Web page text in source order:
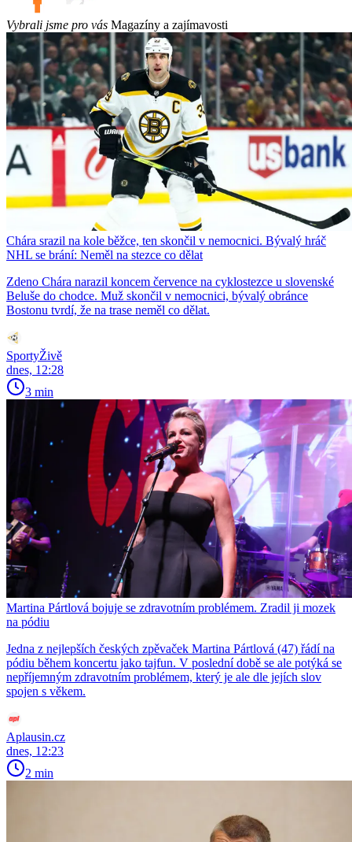
Vybrali jsme pro vás Magazíny a zajímavosti
Chára srazil na kole běžce, ten skončil v nemocnici. Bývalý hráč
NHL se brání: Neměl na stezce co dělat
Zdeno Chára narazil koncem července na cyklostezce u slovenské
Beluše do chodce. Muž skončil v nemocnici, bývalý obránce
Bostonu tvrdí, že na trase neměl co dělat.
SportyŽivě
dnes, 12:28
3 min
Martina Pártlová bojuje se zdravotním problémem. Zradil ji mozek
na pódiu
Jedna z nejlepších českých zpěvaček Martina Pártlová (47) řádí na
pódiu během koncertu jako tajfun. V poslední době se ale potýká se
nepříjemným zdravotním problémem, který je ale dle jejích slov
spojen s věkem.
Aplausin.cz
dnes, 12:23
2 min